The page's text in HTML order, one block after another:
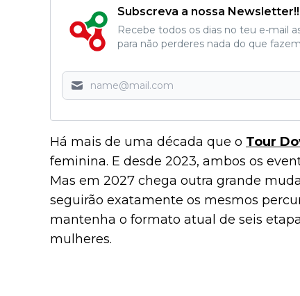
Subscreva a nossa Newsletter!!
Recebe todos os dias no teu e-mail
para não perderes nada do que
Há mais de uma década que o Tour
feminina. E desde 2023, ambos os
Mas em 2027 chega outra grande
seguirão exatamente os mesmos
mantenha o formato atual de seis
mulheres.